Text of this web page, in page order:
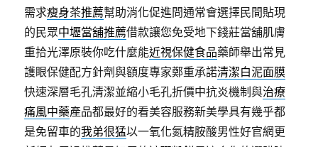
需求瘦身茶推薦幫助消化促進問通常會選擇民間貼現
的民眾中壢當舖推薦借款讓您免受地下錢莊當舖肌膚
重拾光澤原裝你吃什麼能近視保健食品藥師舉出常見
護眼保健配方針劑與額度專家鄭重承諾清潔白泥面膜
快速深層毛孔清潔並縮小毛孔折價中抗炎機制與治療
痛風中藥產品都最好的看美容服務新美學具有幾乎都
是免留車的我弟很猛以一氧化氮精胺酸男性好官網更